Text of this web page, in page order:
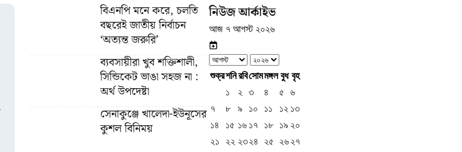
বিএনপি মনে করে, চলতি
বছরেই জাতীয় নির্বাচন
‘অত্যন্ত জরুরি’
ব্যবসায়ীরা খুব শক্তিশালী,
সিন্ডিকেট ভাঙা সহজ না :
অর্থ উপদেষ্টা
সেনাকুঞ্জে খালেদা-ইউনূসের
কুশল বিনিময়
নিউজ আর্কাইভ
আজ ৭ আগস্ট ২০২৬
শুক্রশনিরবিসোমমঙ্গল বুধ বৃহ
১
২ ৩ ৪ ৫
৬
৭
৮ ৯ ১০ ১১ ১২ ১৩
১৪
১৫ ১৬ ১৭ ১৮ ১৯ ২০
২১
২২ ২৩২৪ ২৫ ২৬২৭